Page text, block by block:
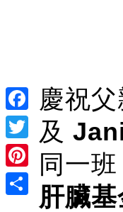
Facebook
Twitter
Pinterest
慶祝
及
同一
肝臟